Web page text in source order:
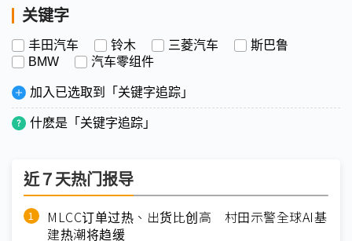
关键字
丰田汽车 铃木 三菱汽车
斯巴鲁
BMW
汽车零组件
加入已选取到「关键字追踪」
什麽是「关键字追踪」
近７天热门报导
MLCC订单过热、出货比创高 村田示警全球AI基
建热潮将趋缓